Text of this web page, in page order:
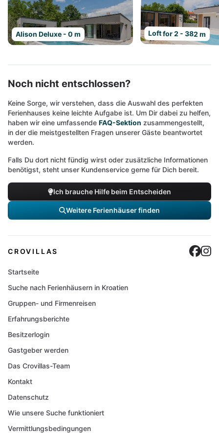
Alison Deluxe - 0 m Loft for 2 - 382 m
Noch nicht entschlossen?
Keine Sorge, wir verstehen, dass die Auswahl des perfekten
Ferienhauses keine leichte Aufgabe ist. Um Dir dabei zu helfen,
haben wir eine umfassende FAQ-Sektion zusammengestellt,
in der die meistgestellten Fragen unserer Gäste beantwortet
werden.
Falls Du dort nicht fündig wirst oder zusätzliche Informationen
benötigst, steht unser Kundenservice gerne für Dich bereit.
Ich brauche Hilfe beim Entscheiden
Weitere Ferienhäuser finden
CROVILLAS
Startseite
Suche nach Ferienhäusern in Kroatien
Gruppen- und Firmenreisen
Erfahrungsberichte
Besitzerlogin
Gastgeber werden
Das Crovillas-Team
Kontakt
Datenschutz
Wie unsere Suche funktioniert
Vermittlungsbedingungen